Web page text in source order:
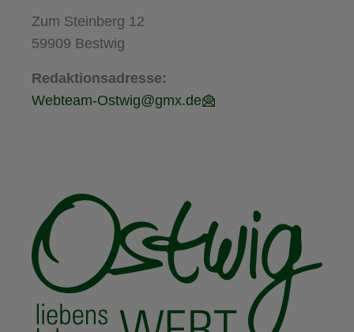
Zum Steinberg 12
59909 Bestwig
Redaktionsadresse:
Webteam-Ostwig@gmx.de